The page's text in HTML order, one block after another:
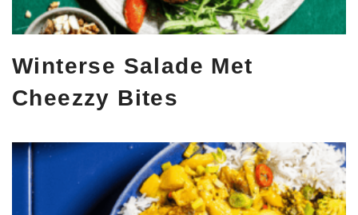
Winterse Salade Met
Cheezzy Bites